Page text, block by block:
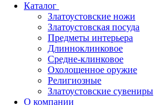
Каталог
Златоустовские ножи
Златоустовская посуда
Предметы интерьера
Длинноклинковое
Средне-клинковое
Охолощенное оружие
Религиозные
Златоустовские сувениры
О компании